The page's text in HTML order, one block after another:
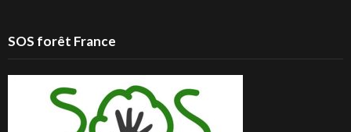
SOS forêt France